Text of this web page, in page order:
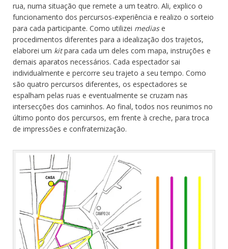
rua, numa situação que remete a um teatro. Ali, explico o
funcionamento dos percursos-experiência e realizo o sorteio
para cada participante. Como utilizei mediase
procedimentos diferentes para a idealização dos trajetos,
elaborei um kitpara cada um deles com mapa, instruções e
demais aparatos necessários. Cada espectador sai
individualmente e percorre seu trajeto a seu tempo. Como
são quatro percursos diferentes, os espectadores se
espalham pelas ruas e eventualmente se cruzam nas
intersecções dos caminhos. Ao final, todos nos reunimos no
último ponto dos percursos, em frente à creche, para troca
de impressões e confraternização.